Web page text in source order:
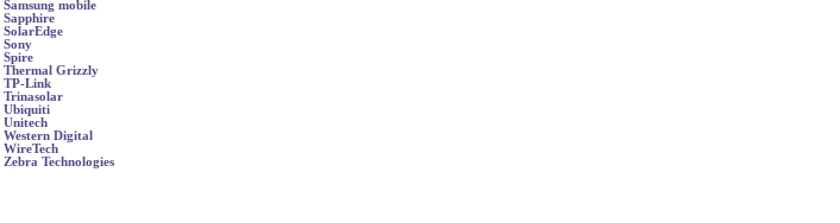
Samsung mobile
Sapphire
SolarEdge
Sony
Spire
Thermal Grizzly
TP-Link
Trinasolar
Ubiquiti
Unitech
Western Digital
WireTech
Zebra Technologies